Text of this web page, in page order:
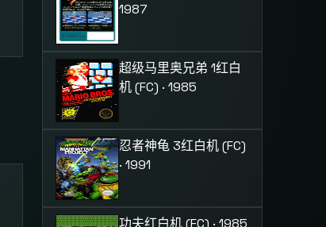
1987
超级马里奥兄弟 1红白
机 (FC) · 1985
忍者神龟 3红白机 (FC)
· 1991
功夫红白机 (FC) · 1985